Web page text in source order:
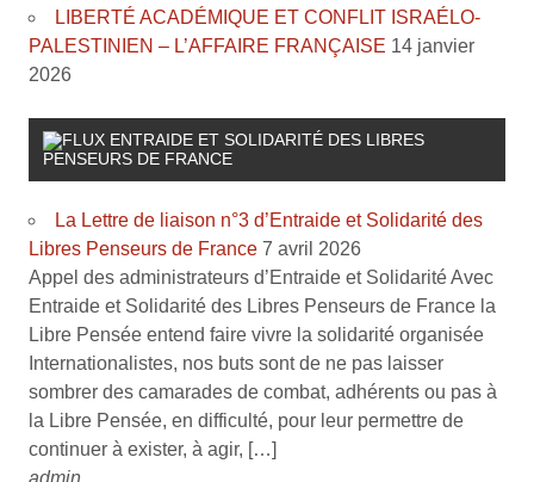
LIBERTÉ ACADÉMIQUE ET CONFLIT ISRAÉLO-
PALESTINIEN – L’AFFAIRE FRANÇAISE 14 janvier
2026
ENTRAIDE ET SOLIDARITÉ DES LIBRES
PENSEURS DE FRANCE
La Lettre de liaison n°3 d’Entraide et Solidarité des
Libres Penseurs de France 7 avril 2026
Appel des administrateurs d’Entraide et Solidarité Avec
Entraide et Solidarité des Libres Penseurs de France la
Libre Pensée entend faire vivre la solidarité organisée
Internationalistes, nos buts sont de ne pas laisser
sombrer des camarades de combat, adhérents ou pas à
la Libre Pensée, en difficulté, pour leur permettre de
continuer à exister, à agir, […]